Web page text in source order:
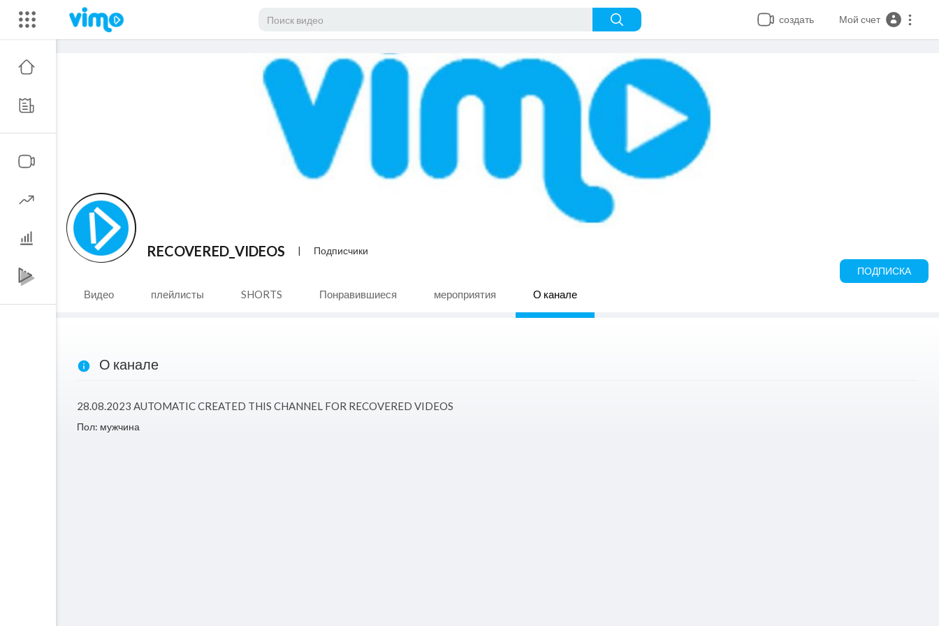
создать Мой счет
RECOVERED_VIDEOS | Подписчики
ПОДПИСКА
Видео плейлисты SHORTS Понравившиеся мероприятия О канале
О канале
28.08.2023 AUTOMATIC CREATED THIS CHANNEL FOR RECOVERED VIDEOS
Пол: мужчина